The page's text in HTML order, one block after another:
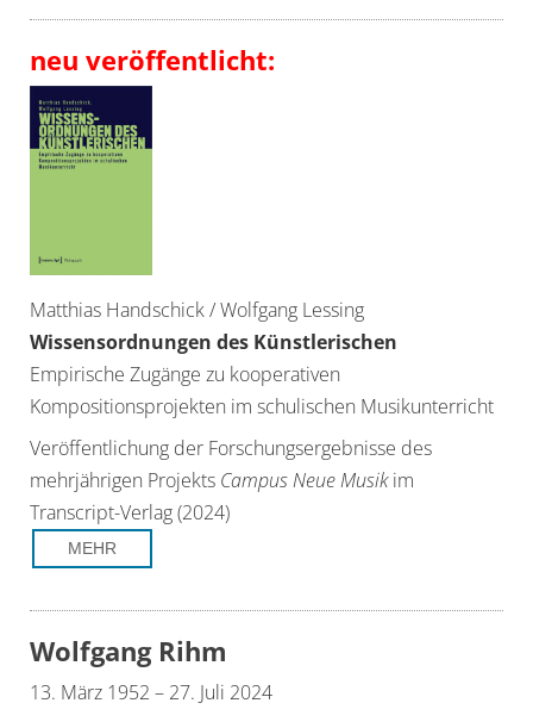
neu veröffentlicht:
Matthias Handschick / Wolfgang Lessing
Wissensordnungen des Künstlerischen
Empirische Zugänge zu kooperativen
Kompositionsprojekten im schulischen Musikunterricht
Veröffentlichung der Forschungsergebnisse des
mehrjährigen Projekts Campus Neue Musikim
Transcript-Verlag (2024)
MEHR
Wolfgang Rihm
13. März 1952 – 27. Juli 2024